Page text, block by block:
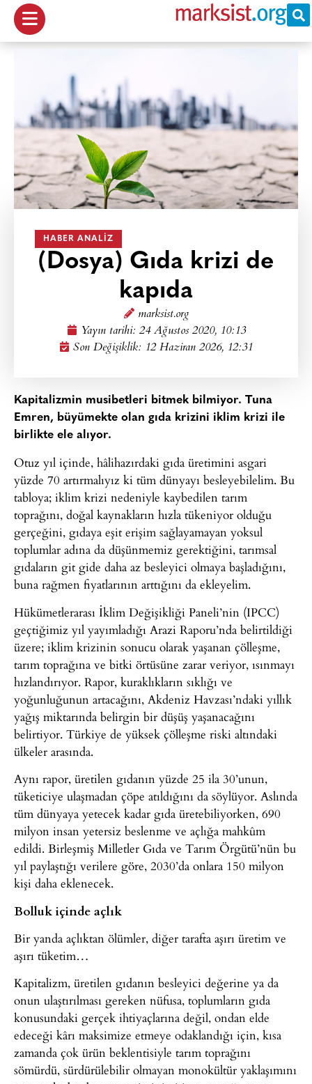
HABER ANALIZ
(Dosya) Gıda krizi de
kapıda
marksist.org
Yayın tarihi: 24 Ağustos 2020, 10:13
Son Değişiklik: 12 Haziran 2026, 12:31
Kapitalizmin musibetleri bitmek bilmiyor. Tuna
Emren, büyümekte olan gıda krizini iklim krizi ile
birlikte ele alıyor.
Otuz yıl içinde, hâlihazırdaki gıda üretimini asgari
yüzde 70 artırmalıyız ki tüm dünyayı besleyebilelim. Bu
tabloya; iklim krizi nedeniyle kaybedilen tarım
toprağını, doğal kaynakların hızla tükeniyor olduğu
gerçeğini, gıdaya eşit erişim sağlayamayan yoksul
toplumlar adına da düşünmemiz gerektiğini, tarımsal
gıdaların git gide daha az besleyici olmaya başladığını,
buna rağmen fiyatlarının arttığını da ekleyelim.
Hükümetlerarası İklim Değişikliği Paneli’nin (IPCC)
geçtiğimiz yıl yayımladığı Arazi Raporu’nda belirtildiği
üzere; iklim krizinin sonucu olarak yaşanan çölleşme,
tarım toprağına ve bitki örtüsüne zarar veriyor, ısınmayı
hızlandırıyor. Rapor, kuraklıkların sıklığı ve
yoğunluğunun artacağını, Akdeniz Havzası’ndaki yıllık
yağış miktarında belirgin bir düşüş yaşanacağını
belirtiyor. Türkiye de yüksek çölleşme riski altındaki
ülkeler arasında.
Aynı rapor, üretilen gıdanın yüzde 25 ila 30’unun,
tüketiciye ulaşmadan çöpe atıldığını da söylüyor. Aslında
tüm dünyaya yetecek kadar gıda üretebiliyorken, 690
milyon insan yetersiz beslenme ve açlığa mahkûm
edildi. Birleşmiş Milletler Gıda ve Tarım Örgütü’nün bu
yıl paylaştığı verilere göre, 2030’da onlara 150 milyon
kişi daha eklenecek.
Bolluk içinde açlık
Bir yanda açlıktan ölümler, diğer tarafta aşırı üretim ve
aşırı tüketim…
Kapitalizm, üretilen gıdanın besleyici değerine ya da
onun ulaştırılması gereken nüfusa, toplumların gıda
konusundaki gerçek ihtiyaçlarına değil, ondan elde
edeceği kârı maksimize etmeye odaklandığı için, kısa
zamanda çok ürün beklentisiyle tarım toprağını
sömürdü, sürdürülebilir olmayan monokültür yaklaşımını